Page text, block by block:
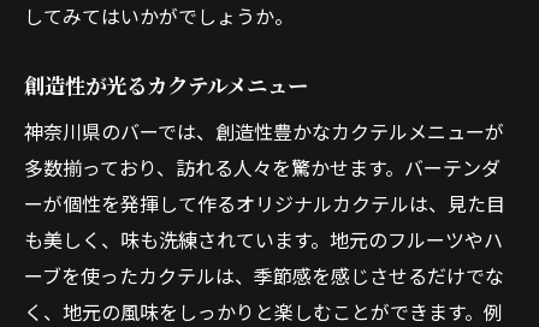
してみてはいかがでしょうか。
創造性が光るカクテルメニュー
神奈川県のバーでは、創造性豊かなカクテルメニューが
多数揃っており、訪れる人々を驚かせます。バーテンダ
ーが個性を発揮して作るオリジナルカクテルは、見た目
も美しく、味も洗練されています。地元のフルーツやハ
ーブを使ったカクテルは、季節感を感じさせるだけでな
く、地元の風味をしっかりと楽しむことができます。例